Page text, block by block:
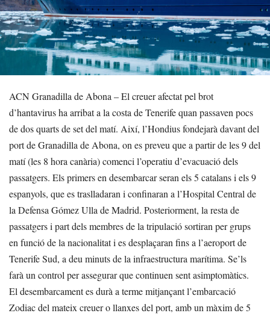
ACN Granadilla de Abona – El creuer afectat pel brot
d’hantavirus ha arribat a la costa de Tenerife quan passaven pocs
de dos quarts de set del matí. Així, l’Hondius fondejarà davant del
port de Granadilla de Abona, on es preveu que a partir de les 9 del
matí (les 8 hora canària) comenci l’operatiu d’evacuació dels
passatgers. Els primers en desembarcar seran els 5 catalans i els 9
espanyols, que es traslladaran i confinaran a l’Hospital Central de
la Defensa Gómez Ulla de Madrid. Posteriorment, la resta de
passatgers i part dels membres de la tripulació sortiran per grups
en funció de la nacionalitat i es desplaçaran fins a l’aeroport de
Tenerife Sud, a deu minuts de la infraestructura marítima. Se’ls
farà un control per assegurar que continuen sent asimptomàtics.
El desembarcament es durà a terme mitjançant l’embarcació
Zodiac del mateix creuer o llanxes del port, amb un màxim de 5